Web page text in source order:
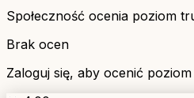
Społeczność ocenia poziom
Brak ocen
Zaloguj się, aby ocenić